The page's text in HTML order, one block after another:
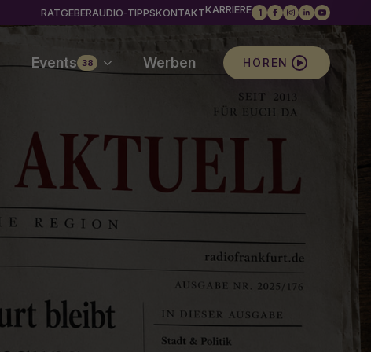
RATGEBERAUDIO-TIPPSKONTAKTKARRIERE 1
Events 38 Werben HÖREN